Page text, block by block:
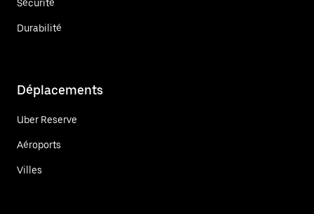
Sécurité
Durabilité
Déplacements
Uber Reserve
Aéroports
Villes